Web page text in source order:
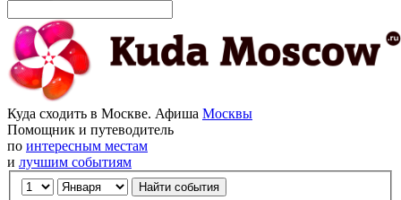
Куда сходить в Москве. Афиша Москвы
Помощник и путеводитель
по интересным местам
и лучшим событиям